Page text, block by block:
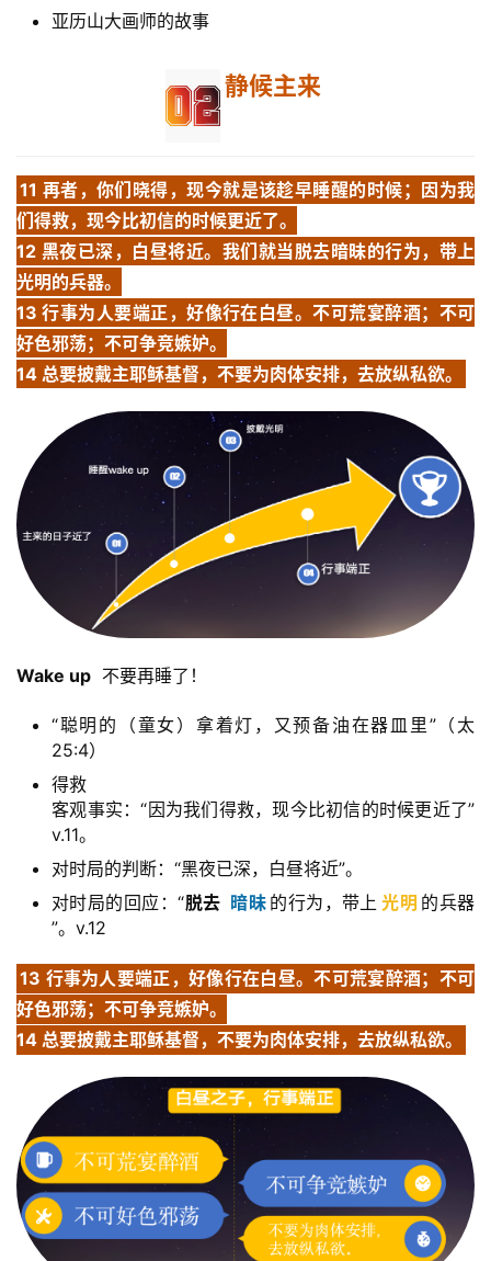
敬
究
按
卷
查
经
热
应
关
于
我
亚历山大画师的故事
静候主来
11 再者，你们晓得，现今就是该趁早睡醒的时候；因为我
们得救，现今比初信的时候更近了。
12 黑夜已深，白昼将近。我们就当脱去暗昧的行为，带上
光明的兵器。
13 行事为人要端正，好像行在白昼。不可荒宴醉酒；不可
好色邪荡；不可争竞嫉妒。
14 总要披戴主耶稣基督，不要为肉体安排，去放纵私欲。
Wake up
  不要再睡了！
“聪明的（童女）拿着灯，又预备油在器皿里”（太
25:4）
得救
客观事实：“因为我们得救，现今比初信的时候更近了”
v.11。
对时局的判断：“黑夜已深，白昼将近”。
对时局的回应：“脱去 暗昧 的行为，带上 光明 的兵器
”。v.12
13 行事为人要端正，好像行在白昼。不可荒宴醉酒；不可
好色邪荡；不可争竞嫉妒。
14 总要披戴主耶稣基督，不要为肉体安排，去放纵私欲。